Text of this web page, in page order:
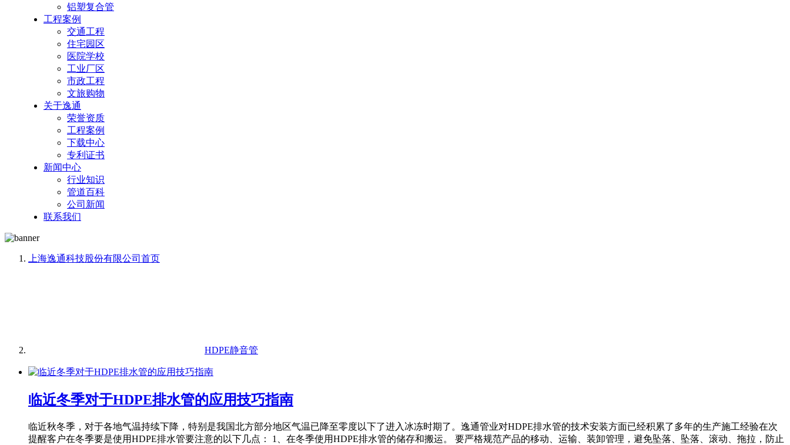
铝塑复合管
工程案例
交通工程
住宅园区
医院学校
工业厂区
市政工程
文旅购物
关于逸通
荣誉资质
工程案例
下载中心
专利证书
新闻中心
行业知识
管道百科
公司新闻
联系我们
上海逸通科技股份有限公司 首页
HDPE静音管
临近冬季对于HDPE排水管的应用技巧指南
临近秋冬季，对于各地气温持续下降，特别是我国北方部分地区气温已降至零度以下了进入冰冻时期了。逸通管业对HDPE排水管的技术安装方面已经积累了多年的生产施工经验在次
提醒客户在冬季要是使用HDPE排水管要注意的以下几点： 1、在冬季使用HDPE排水管的储存和搬运。 要严格规范产品的移动、运输、装卸管理，避免坠落、坠落、滚动、拖拉，防止